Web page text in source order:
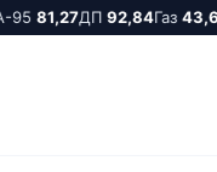
81,27ДП92,84Газ43,68